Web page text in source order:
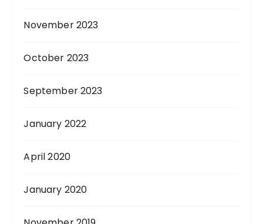
November 2023
October 2023
September 2023
January 2022
April 2020
January 2020